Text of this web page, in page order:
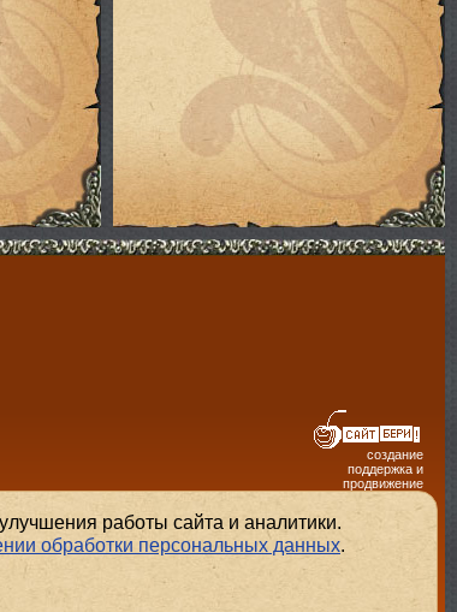
создание
поддержка и
продвижение
сайтов
работы сайта и аналитики.
обработки персональных данных.